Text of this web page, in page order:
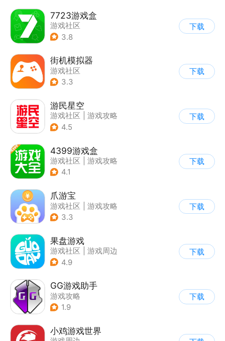
7723游戏盒
游戏社区
3.8
下载
街机模拟器
游戏社区
3.3
下载
游民星空
游戏社区
游戏攻略
4.5
下载
4399游戏盒
游戏社区
游戏攻略
4.1
下载
爪游宝
游戏社区
游戏攻略
3.3
下载
果盘游戏
游戏社区
游戏周边
4.9
下载
GG游戏助手
游戏攻略
1.9
下载
小鸡游戏世界